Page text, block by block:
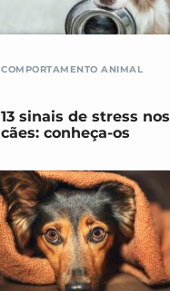
COMPORTAMENTO ANIMAL
13 sinais de stress nos
cães: conheça-os